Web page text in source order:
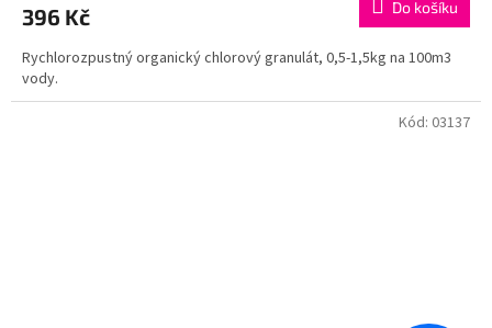
396 Kč Do košíku
Rychlorozpustný organický chlorový granulát, 0,5-1,5kg na 100m3
vody.
Kód: 03137